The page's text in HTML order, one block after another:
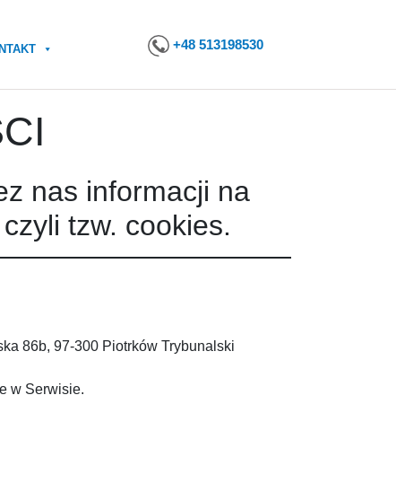
+48 513198530
nas informacji na
tzw. cookies.
86b, 97-300 Piotrków Trybunalski
w Serwisie.